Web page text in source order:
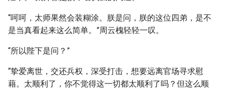
“呵呵，太师果然会装糊涂。朕是问，朕的这位四弟，是不
是当真看起来这么简单。”周云槐轻轻一叹。
“所以陛下是问？”
“挚爱离世，交还兵权，深受打击，想要远离官场寻求慰
藉。太顺利了，你不觉得这一切都太顺利了吗？但这么顺